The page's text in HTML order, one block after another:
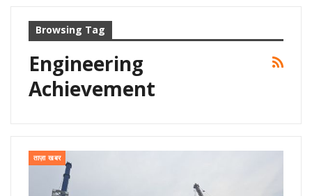
Browsing Tag
Engineering
Achievement
ताज़ा खबर